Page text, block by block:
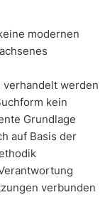
modernen
werden
kein
Grundlage
auf Basis der
verbunden